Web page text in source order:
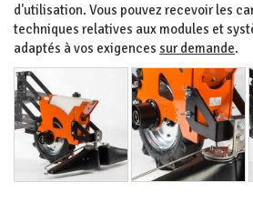
d'utilisation. Vous pouvez recevoir les
techniques relatives aux modules et
adaptés à vos exigences sur demande.